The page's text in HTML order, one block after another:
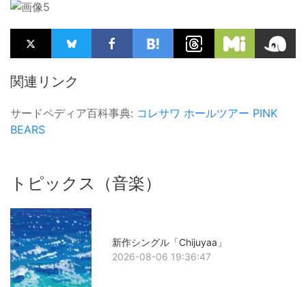
関連リンク
サードペディア百科事典: コレサワ ホールツアー PINK
BEARS
トピックス（音楽）
新作シングル「Chijuyaa」
2026-08-06 19:36:47